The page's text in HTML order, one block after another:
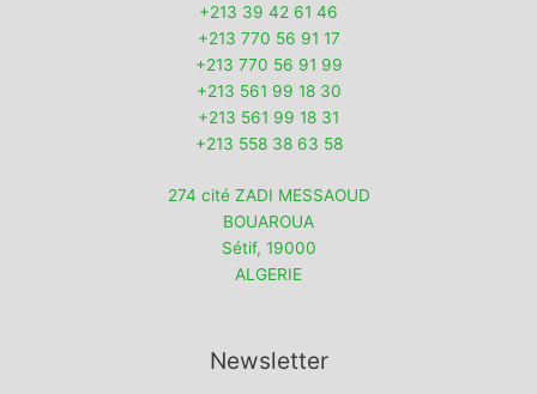
+213 39 42 61 46
+213 770 56 91 17
+213 770 56 91 99
+213 561 99 18 30
+213 561 99 18 31
+213 558 38 63 58
274 cité ZADI MESSAOUD
BOUAROUA
Sétif, 19000
ALGERIE
Newsletter